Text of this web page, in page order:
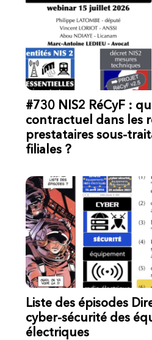
#730 NIS2 RéCyF :
contractuel dans les
prestataires sous-
filiales ?
Liste des épisodes
cyber-sécurité des
électriques